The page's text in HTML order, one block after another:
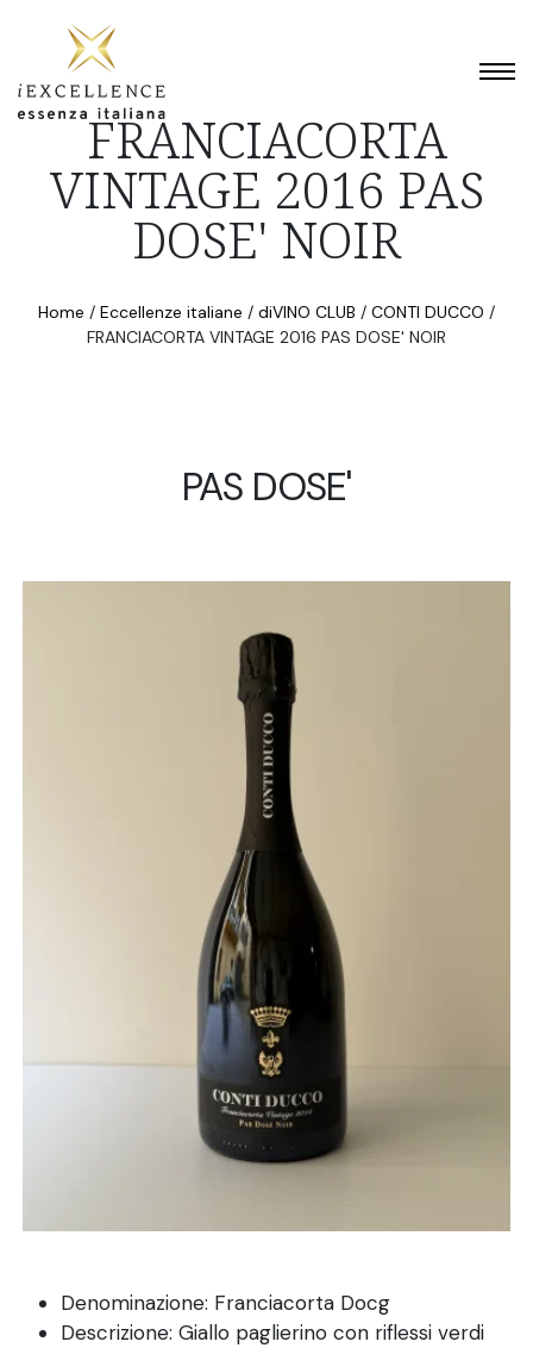
FRANCIACORTA
VINTAGE 2016 PAS
DOSE' NOIR
Home / Eccellenze italiane / diVINO CLUB / CONTI DUCCO /
FRANCIACORTA VINTAGE 2016 PAS DOSE' NOIR
PAS DOSE'
Denominazione: Franciacorta Docg
Descrizione: Giallo paglierino con riflessi verdi